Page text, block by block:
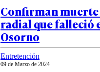
Confirman
radial que falleció
Osorno
Entretención
09 de Marzo de 2024